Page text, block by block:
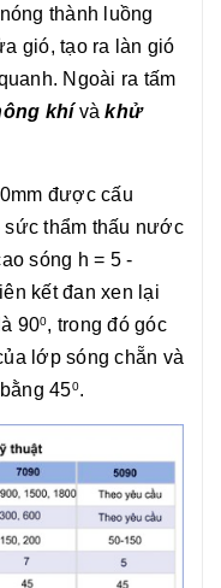
thành luồng
gió, tạo ra làn gió
Ngoài ra tấm
khívàkhử
được cấu
thẩm thấu nước
sóng h = 5 -
kết đan xen lại
900, trong đó góc
lớp sóng chẵn và
450.